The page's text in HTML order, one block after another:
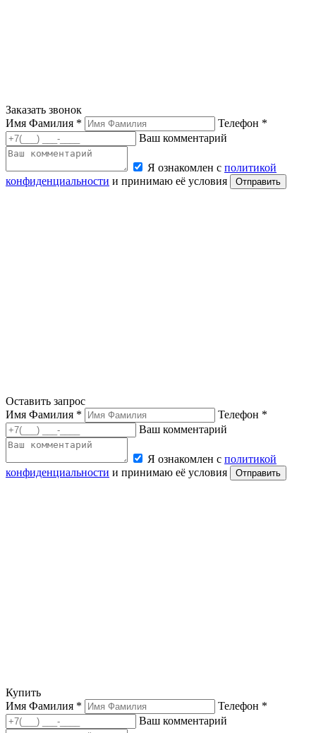
Заказать звонок
Имя Фамилия *
Телефон *
Ваш комментарий
Я ознакомлен с политикой
конфиденциальности и принимаю её условия Отправить
Оставить запрос
Имя Фамилия *
Телефон *
Ваш комментарий
Я ознакомлен с политикой
конфиденциальности и принимаю её условия Отправить
Купить
Имя Фамилия *
Телефон *
Ваш комментарий